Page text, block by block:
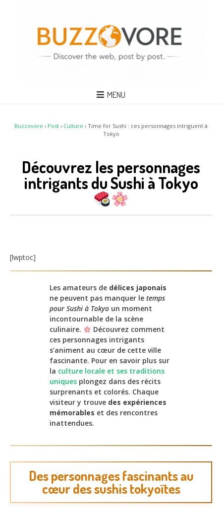
MENU
Buzzovore › Post › Culture › Time for Sushi : ces personnages intriguent à
Tokyo
Découvrez les personnages
intrigants du Sushi à Tokyo
[lwptoc]
Les amateurs de délices japonais
ne peuvent pas manquer le temps
pour Sushi à Tokyo un moment
incontournable de la scène
culinaire.
Découvrez comment
ces personnages intrigants
s’animent au cœur de cette ville
fascinante. Pour en savoir plus sur
la culture locale et ses traditions
uniques plongez dans des récits
surprenants et colorés. Chaque
visiteur y trouve des expériences
mémorables et des rencontres
inattendues.
Des personnages fascinants au
cœur des sushis tokyoïtes